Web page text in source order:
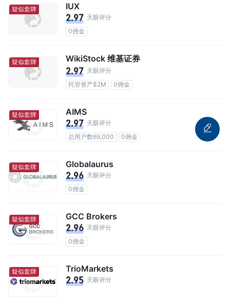
疑似套牌 IUX
2.97 天眼评分
0佣金
疑似套牌 WikiStock 维基证券
2.97 天眼评分
托管资产$2M
0佣金
疑似套牌 AIMS
2.97 天眼评分
总用户数69,000
0佣金
疑似套牌 Globalaurus
2.96 天眼评分
0佣金
疑似套牌 GCC Brokers
2.96 天眼评分
0佣金
疑似套牌 TrioMarkets
2.95 天眼评分